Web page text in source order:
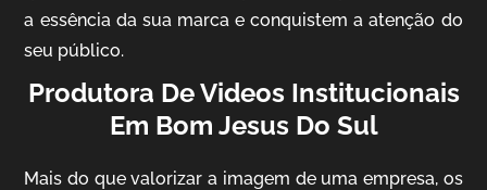
Mosaic
Vídeo Case
a essência da sua marca e conquistem a atenção do
seu público.
Produtora De Videos Institucionais
Em Bom Jesus Do Sul
Mais do que valorizar a imagem de uma empresa, os